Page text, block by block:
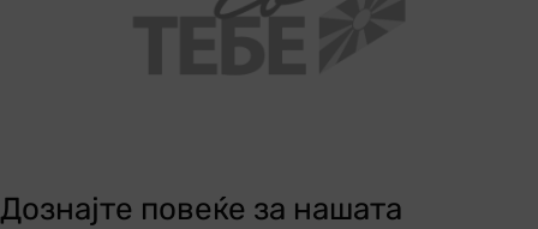
Дознајте повеќе за нашата